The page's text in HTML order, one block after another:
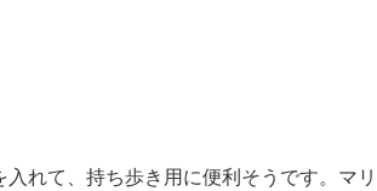
れて、持ち歩き用に便利そうです。マリ